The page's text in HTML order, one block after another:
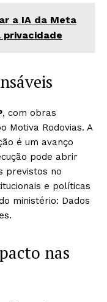
a IA da Meta
privacidade
, com obras
Motiva Rodovias. A
é um avanço
pode abrir
previstos no
e políticas
ministério: Dados
nas